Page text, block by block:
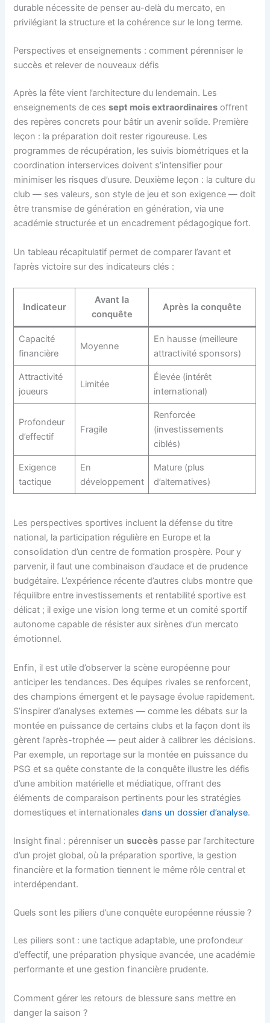
durable nécessite de penser au-delà du mercato, en
privilégiant la structure et la cohérence sur le long terme.
Perspectives et enseignements : comment pérenniser le
succès et relever de nouveaux défis
Après la fête vient l’architecture du lendemain. Les
enseignements de cessept mois extraordinaires offrent
des repères concrets pour bâtir un avenir solide. Première
leçon : la préparation doit rester rigoureuse. Les
programmes de récupération, les suivis biométriques et la
coordination interservices doivent s’intensifier pour
minimiser les risques d’usure. Deuxième leçon : la culture du
club — ses valeurs, son style de jeu et son exigence — doit
être transmise de génération en génération, via une
académie structurée et un encadrement pédagogique fort.
Un tableau récapitulatif permet de comparer l’avant et
l’après victoire sur des indicateurs clés :
Indicateur
Avant la
conquête
Après la conquête
Capacité
financière
Moyenne
En hausse (meilleure
attractivité sponsors)
Attractivité
joueurs
Limitée
Élevée (intérêt
international)
Profondeur
d’effectif
Fragile
Renforcée
(investissements
ciblés)
Exigence
tactique
En
développement
Mature (plus
d’alternatives)
Les perspectives sportives incluent la défense du titre
national, la participation régulière en Europe et la
consolidation d’un centre de formation prospère. Pour y
parvenir, il faut une combinaison d’audace et de prudence
budgétaire. L’expérience récente d’autres clubs montre que
l’équilibre entre investissements et rentabilité sportive est
délicat ; il exige une vision long terme et un comité sportif
autonome capable de résister aux sirènes d’un mercato
émotionnel.
Enfin, il est utile d’observer la scène européenne pour
anticiper les tendances. Des équipes rivales se renforcent,
des champions émergent et le paysage évolue rapidement.
S’inspirer d’analyses externes — comme les débats sur la
montée en puissance de certains clubs et la façon dont ils
gèrent l’après-trophée — peut aider à calibrer les décisions.
Par exemple, un reportage sur la montée en puissance du
PSG et sa quête constante de la conquête illustre les défis
d’une ambition matérielle et médiatique, offrant des
éléments de comparaison pertinents pour les stratégies
domestiques et internationalesdans un dossier d’analyse.
Insight final : pérenniser unsuccès passe par l’architecture
d’un projet global, où la préparation sportive, la gestion
financière et la formation tiennent le même rôle central et
interdépendant.
Quels sont les piliers d’une conquête européenne réussie ?
Les piliers sont : une tactique adaptable, une profondeur
d’effectif, une préparation physique avancée, une académie
performante et une gestion financière prudente.
Comment gérer les retours de blessure sans mettre en
danger la saison ?